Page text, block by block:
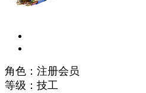
角色：注册会员
等级：技工